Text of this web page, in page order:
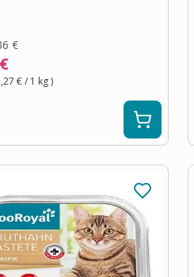
€
€/ 1 kg)